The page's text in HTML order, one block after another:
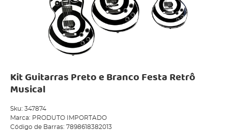
Kit Guitarras Preto e Branco Festa Retrô
Musical
Sku: 347874
Marca: PRODUTO IMPORTADO
Código de Barras: 7898618382013